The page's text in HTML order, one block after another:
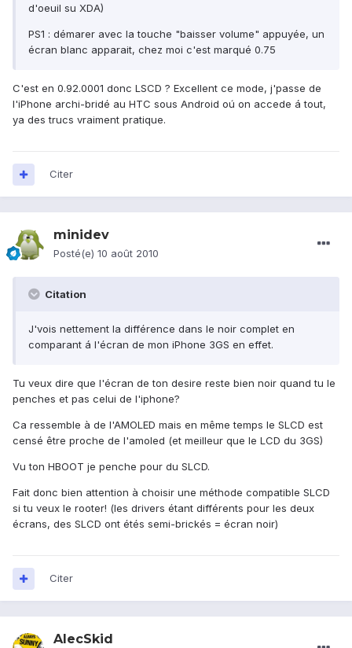
d'oeuil su XDA)
PS1 : démarer avec la touche "baisser volume" appuyée, un
écran blanc apparait, chez moi c'est marqué 0.75
C'est en 0.92.0001 donc LSCD ? Excellent ce mode, j'passe de
l'iPhone archi-bridé au HTC sous Android oú on accede á tout,
ya des trucs vraiment pratique.
Citer
minidev
Posté(e) 10 août 2010
Citation
J'vois nettement la différence dans le noir complet en
comparant á l'écran de mon iPhone 3GS en effet.
Tu veux dire que l'écran de ton desire reste bien noir quand tu le
penches et pas celui de l'iphone?
Ca ressemble à de l'AMOLED mais en même temps le SLCD est
censé être proche de l'amoled (et meilleur que le LCD du 3GS)
Vu ton HBOOT je penche pour du SLCD.
Fait donc bien attention à choisir une méthode compatible SLCD
si tu veux le rooter! (les drivers étant différents pour les deux
écrans, des SLCD ont étés semi-brickés = écran noir)
Citer
AlecSkid